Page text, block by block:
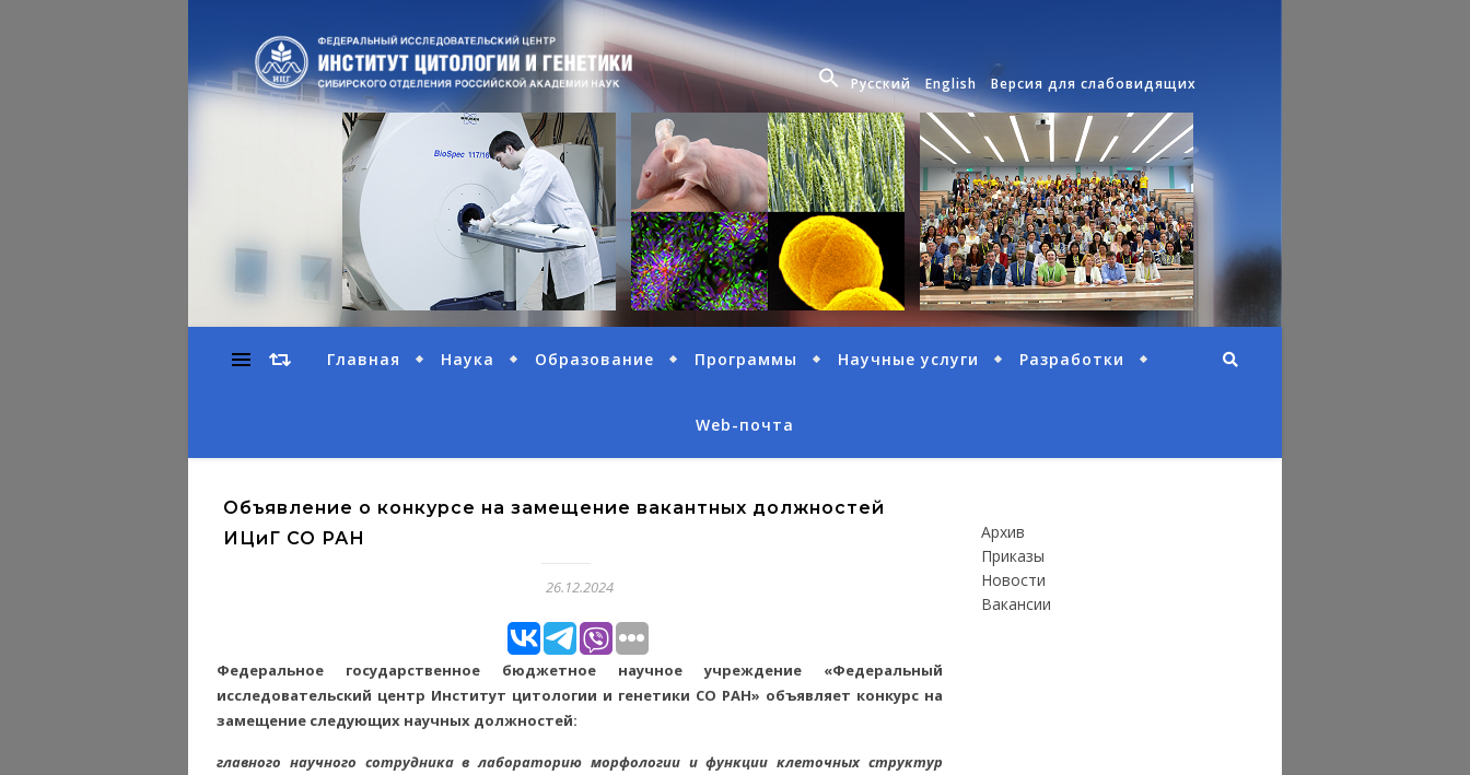
Русский English Версия для слабовидящих
Главная Наука Образование Программы Научные услуги Разработки
Web-почта
Объявление о конкурсе на замещение вакантных должностей
ИЦиГ СО РАН
26.12.2024
Федеральное государственное бюджетное научное учреждение «Федеральный
исследовательский центр Институт цитологии и генетики СО РАН» объявляет конкурс на
замещение следующих научных должностей:
главного научного сотрудника в лабораторию морфологии и функции клеточных структур
Архив
Приказы
Новости
Вакансии